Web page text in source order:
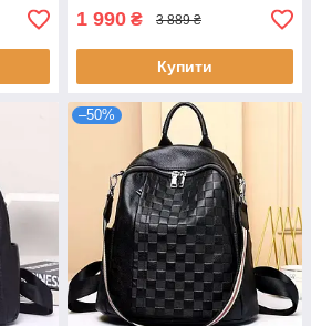
1 990 ₴ 3 889 ₴
Купити
–50%